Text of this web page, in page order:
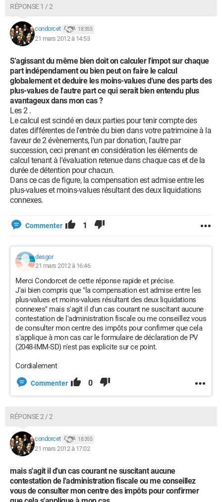
RÉPONSE 1 / 2
condorcet 18 355
21 mars 2012 à 14:53
S'agissant du même bien doit on calculer l'impot sur chaque
part indépendament ou bien peut on faire le calcul
globalement et deduire les moins-values d'une des parts des
plus-values de l'autre part ce qui serait bien entendu plus
avantageux dans mon cas ?
Les 2 .
Le calcul est scindé en deux parties pour tenir compte des
dates différentes de l'entrée du bien dans votre patrimoine à la
faveur de 2 évènements, l'un par donation, l'autre par
succession, ceci prenant en considération les éléments de
calcul tenant à l'évaluation retenue dans chaque cas et de la
durée de détention pour chacun.
Dans ce cas de figure, la compensation est admise entre les
plus-values et moins-values résultant des deux liquidations
connexes.
Commenter 1
desgor
21 mars 2012 à 16:46
Merci Condorcet de cette réponse rapide et précise.
J'ai bien compris que "la compensation est admise entre les
plus-values et moins-values résultant des deux liquidations
connexes" mais s'agit il d'un cas courant ne suscitant aucune
contestation de l'administration fiscale ou me conseillez vous
de consulter mon centre des impôts pour confirmer que cela
s'applique à mon cas car le formulaire de déclaration de PV
(2048-IMM-SD) n'est pas explicite sur ce point.
Cordialement
Commenter 0
RÉPONSE 2 / 2
condorcet 18 355
21 mars 2012 à 17:02
mais s'agit il d'un cas courant ne suscitant aucune
contestation de l'administration fiscale ou me conseillez
vous de consulter mon centre des impôts pour confirmer